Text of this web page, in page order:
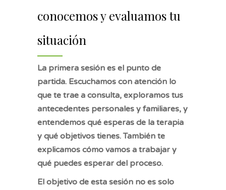
conocemos y evaluamos tu
situación
La primera sesión es el punto de
partida. Escuchamos con atención lo
que te trae a consulta, exploramos tus
antecedentes personales y familiares, y
entendemos qué esperas de la terapia
y qué objetivos tienes. También te
explicamos cómo vamos a trabajar y
qué puedes esperar del proceso.
El objetivo de esta sesión no es solo